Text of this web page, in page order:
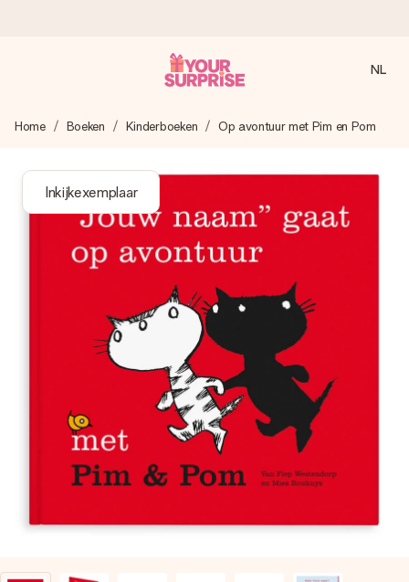
We maken jouw cadeau met zorg en zorgen dat het
4,8 (gebaseerd op +8.000 reviews)
Onze cadeaus worden gewaardeerd. Klanten beoordelen
ons met een 4,7 op Google Reviews
Gratis wenskaartje
Je maakt in een paar stappen iets unieks – met haar naam,
jullie foto of een boodschap die raakt. Zonder gedoe, maar
met alle aandacht voor het moment.
NL
Home Boeken Kinderboeken Op avontuur met Pim en Pom
Inkijkexemplaar